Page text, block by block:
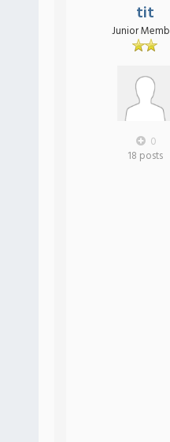
tit
Junior
0
18 posts